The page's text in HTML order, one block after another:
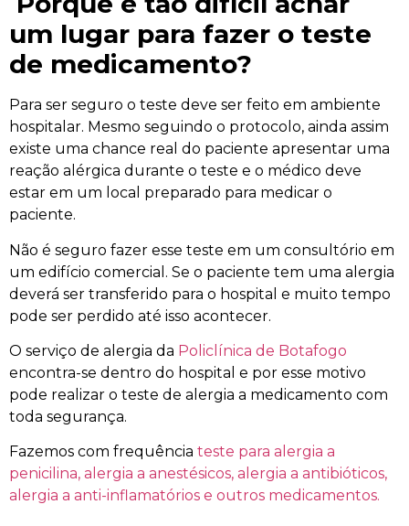
um lugar para fazer o teste
de medicamento?
Para ser seguro o teste deve ser feito em ambiente
hospitalar. Mesmo seguindo o protocolo, ainda assim
existe uma chance real do paciente apresentar uma
reação alérgica durante o teste e o médico deve
estar em um local preparado para medicar o
paciente.
Não é seguro fazer esse teste em um consultório em
um edifício comercial. Se o paciente tem uma alergia
deverá ser transferido para o hospital e muito tempo
pode ser perdido até isso acontecer.
O serviço de alergia da Policlínica de Botafogo
encontra-se dentro do hospital e por esse motivo
pode realizar o teste de alergia a medicamento com
toda segurança.
Fazemos com frequência teste para alergia a
penicilina, alergia a anestésicos, alergia a antibióticos,
alergia a anti-inflamatórios e outros medicamentos.